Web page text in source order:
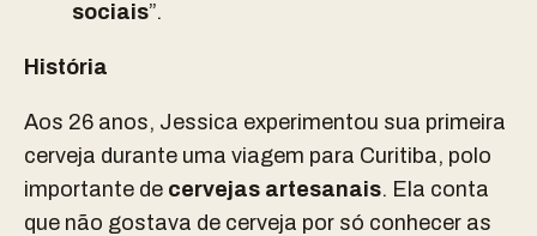
sociais”.
História
Aos 26 anos, Jessica experimentou sua primeira
cerveja durante uma viagem para Curitiba, polo
importante de cervejas artesanais. Ela conta
que não gostava de cerveja por só conhecer as